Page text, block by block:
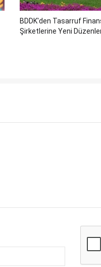
BDDK'den Tasarruf
Şirketlerine Yeni